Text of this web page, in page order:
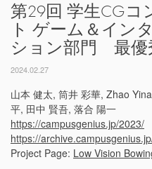
第29回 学生CGコ
ト ゲーム＆イン
ション部門 最優
2024.02.27
山本 健太, 筒井 彩華, Zhao
平, 田中 賢吾, 落合 陽一
https://campusgenius.jp/2023/
https://
Project Page: Low Vision